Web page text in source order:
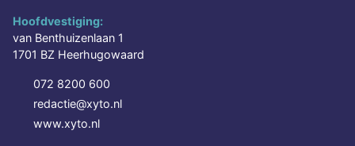
Hoofdvestiging:
van Benthuizenlaan 1
1701 BZ Heerhugowaard
072 8200 600
redactie@xyto.nl
www.xyto.nl